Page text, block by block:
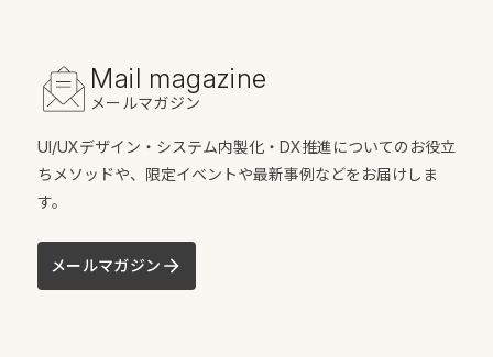
Mail magazine
メールマガジン
UI/UXデザイン・システム内製化・DX推進についてのお役立
ちメソッドや、限定イベントや最新事例などをお届けしま
す。
メールマガジン